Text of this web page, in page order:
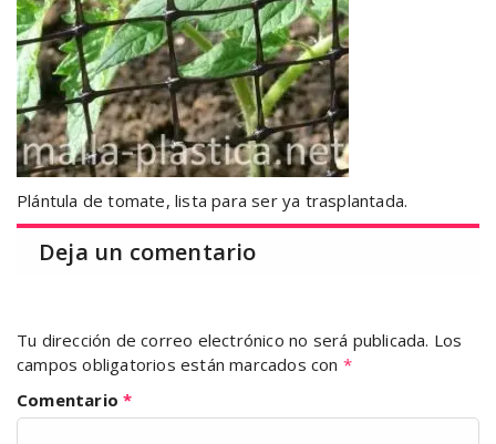
Plántula de tomate, lista para ser ya trasplantada.
Deja un comentario
Tu dirección de correo electrónico no será publicada. Los
campos obligatorios están marcados con *
Comentario*